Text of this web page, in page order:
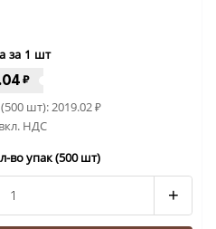
за 1 шт
₽
шт): 2019.02₽
вкл. НДС
во упак (500 шт)
+